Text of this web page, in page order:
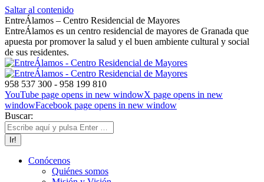
Saltar al contenido
EntreÁlamos – Centro Residencial de Mayores
EntreÁlamos es un centro residencial de mayores de Granada que
apuesta por promover la salud y el buen ambiente cultural y social
de sus residentes.
958 537 300 - 958 199 810
YouTube page opens in new windowX page opens in new
windowFacebook page opens in new window
Buscar:
Conócenos
Quiénes somos